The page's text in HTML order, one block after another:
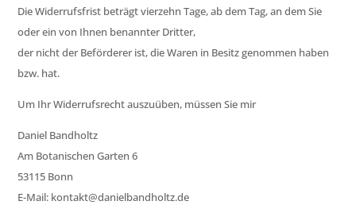
Die Widerrufsfrist beträgt vierzehn Tage, ab dem Tag, an dem Sie
oder ein von Ihnen benannter Dritter,
der nicht der Beförderer ist, die Waren in Besitz genommen haben
bzw. hat.
Um Ihr Widerrufsrecht auszuüben, müssen Sie mir
Daniel Bandholtz
Am Botanischen Garten 6
53115 Bonn
E-Mail: kontakt@danielbandholtz.de